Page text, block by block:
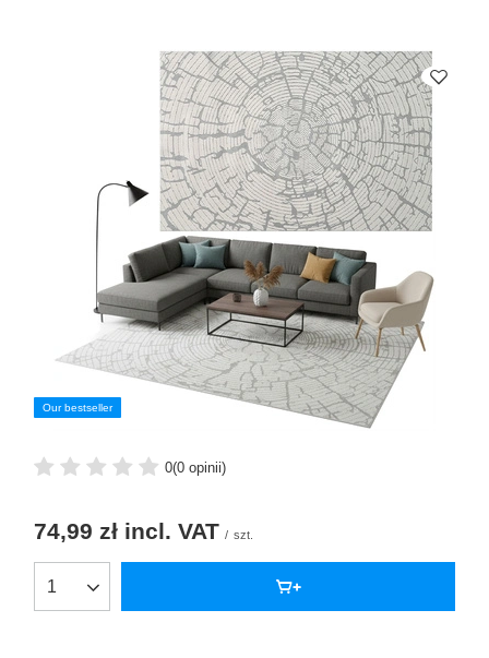
Our bestseller
0(0 opinii)
74,99 zł incl. VAT / szt.